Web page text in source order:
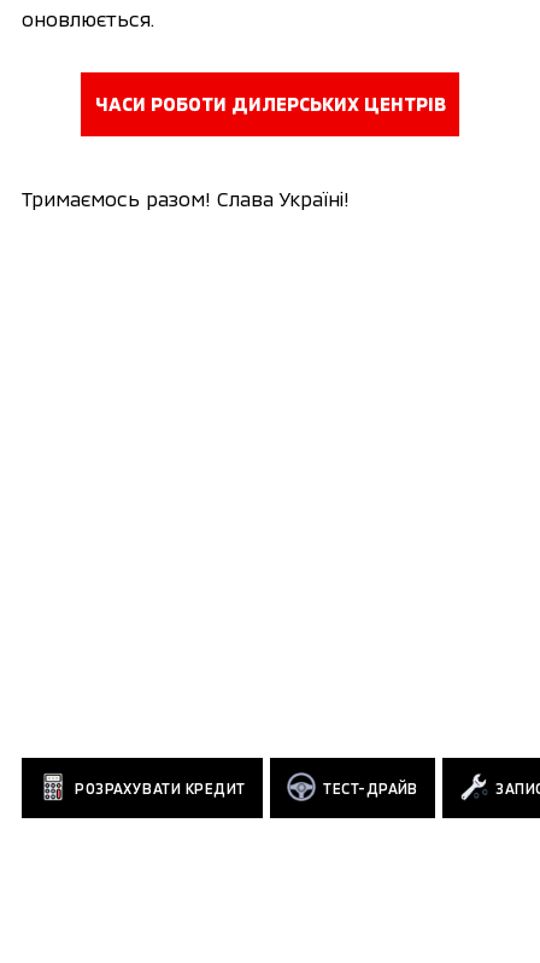
РОЗРАХУВАТИ КРЕДИТ ТЕСТ-ДРАЙВ
оновлюється.
ЧАСИ РОБОТИ ДИЛЕРСЬКИХ ЦЕНТРІВ
Тримаємось разом! Слава Україні!